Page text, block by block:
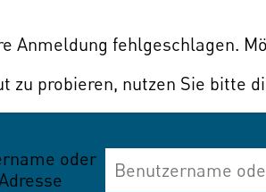
Anmeldung fehlgeschlagen.
zu probieren, nutzen Sie bitte
oder